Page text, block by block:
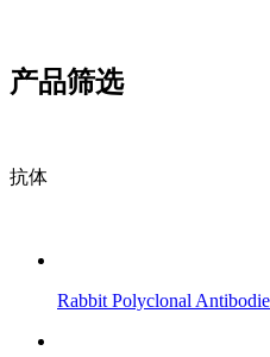
产品筛选
抗体
Rabbit Polyclonal